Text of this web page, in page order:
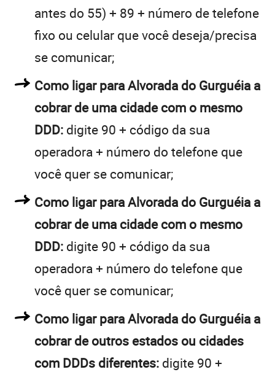
antes do 55) + 89 + número de telefone
fixo ou celular que você deseja/precisa
se comunicar;
Como ligar para Alvorada do Gurguéia a
cobrar de uma cidade com o mesmo
DDD: digite 90 + código da sua
operadora + número do telefone que
você quer se comunicar;
Como ligar para Alvorada do Gurguéia a
cobrar de uma cidade com o mesmo
DDD: digite 90 + código da sua
operadora + número do telefone que
você quer se comunicar;
Como ligar para Alvorada do Gurguéia a
cobrar de outros estados ou cidades
com DDDs diferentes: digite 90 +